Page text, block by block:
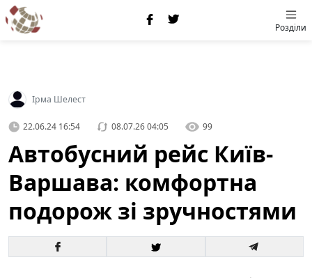
Розділи
Ірма Шелест
22.06.24 16:54 08.07.26 04:05 99
Автобусний рейс Київ-
Варшава: комфортна
подорож зі зручностями